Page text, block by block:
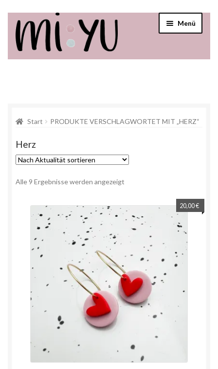
Menü
Über mi:yu
Verkaufsstellen
Start PRODUKTE VERSCHLAGWORTET MIT „HERZ“
Herz
Alle 9 Ergebnisse werden angezeigt
20,00€